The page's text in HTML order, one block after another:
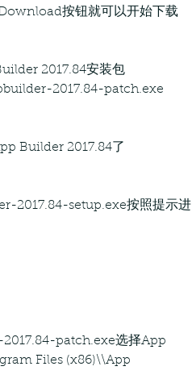
按钮就可以开始下载
2017.84安装包
2017.84-patch.exe
Builder 2017.84了
2017.84-setup.exe按照提示进
patch.exe选择App
Files (x86)\\App